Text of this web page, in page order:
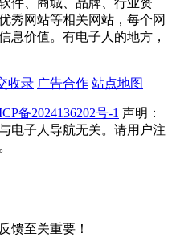
件、商城、品牌、行业资
秀网站等相关网站，每个网
息价值。有电子人的地方，
收录 广告合作 站点地图
备2024136202号-1 声明：
电子人导航无关。请用户注
馈至关重要！